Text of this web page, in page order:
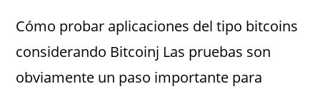
Cómo probar aplicaciones del tipo bitcoins
considerando Bitcoinj Las pruebas son
obviamente un paso importante para